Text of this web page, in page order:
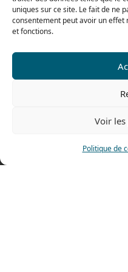
uniques sur ce site. Le fait de ne
consentement peut avoir un
et fonctions.
Voir
Politique de
Contact us
Fax: 0033 474 62 81 69
69400 Villefranche sur